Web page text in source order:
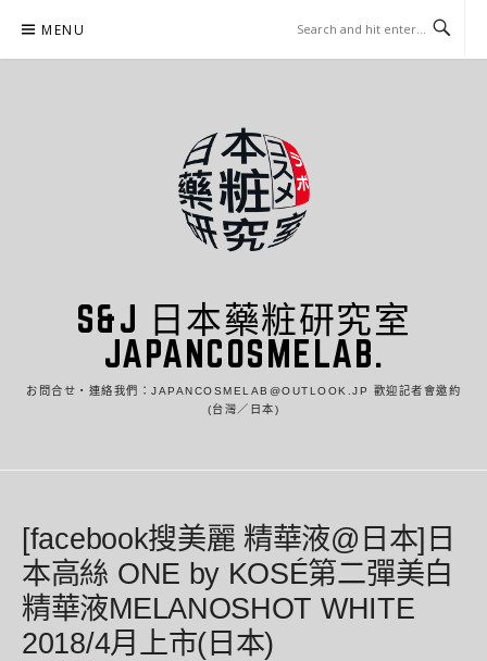
content
MENU
S&J 日本藥粧研究室
JAPANCOSMELAB.
お問合せ・連絡我們：JAPANCOSMELAB@OUTLOOK.JP 歡迎記者會邀約
(台灣／日本)
[facebook搜美麗 精華液@日本]日
本高絲 ONE by KOSÉ第二彈美白
精華液MELANOSHOT WHITE
2018/4月上市(日本)